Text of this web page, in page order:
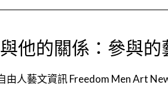
他的關係：參與的
由人藝文資訊 Freedom Men Art